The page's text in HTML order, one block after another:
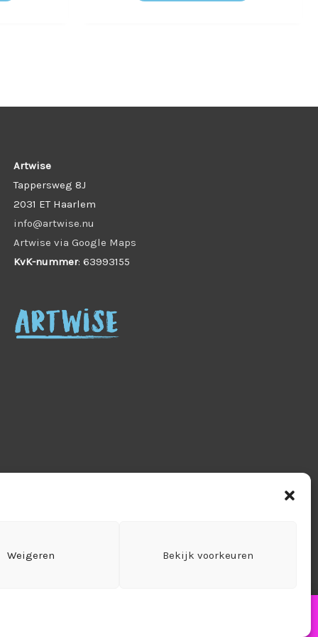
Weigeren Bekijk voorkeuren
Artwise
Tappersweg 8J
2031 ET Haarlem
info@artwise.nu
Artwise via Google Maps
KvK-nummer: 63993155
Cookiebeleid (EU)